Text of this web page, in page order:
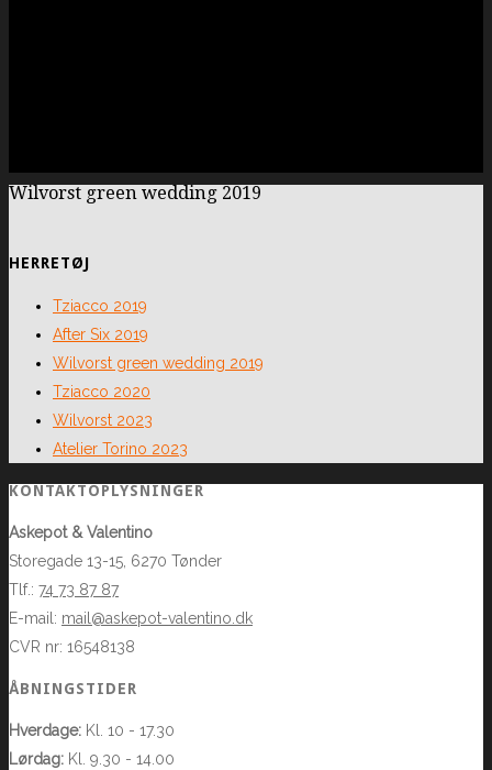
Wilvorst green wedding 2019
HERRETØJ
Tziacco 2019
After Six 2019
Wilvorst green wedding 2019
Tziacco 2020
Wilvorst 2023
Atelier Torino 2023
KONTAKTOPLYSNINGER
Askepot & Valentino
Storegade 13-15, 6270 Tønder
Tlf.: 74 73 87 87
E-mail: mail@askepot-valentino.dk
CVR nr: 16548138
ÅBNINGSTIDER
Hverdage: Kl. 10 - 17.30
Lørdag: Kl. 9.30 - 14.00